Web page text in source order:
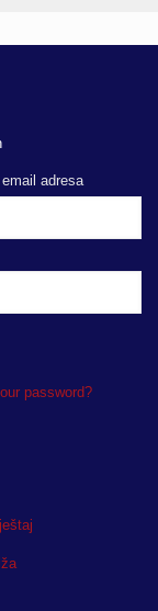
adresa
password?